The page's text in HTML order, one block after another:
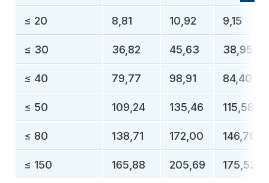
≤ 20 8,81 10,92 9,15
≤ 30 36,82 45,63 38,95
≤ 40 79,77 98,91 84,40
≤ 50 109,24 135,46 115,58
≤ 80 138,71 172,00 146,76
≤ 150 165,88 205,69 175,52